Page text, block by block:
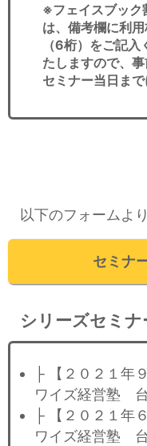
※フェイスブック
は、備考欄に利
（6桁）をご記
たしますので、事
セミナー当日まで
以下のフォームよ
セミナ
シリーズセミナ
├ 【２０２１年
ワイズ経営塾
├ 【２０２１年
ワイズ経営塾